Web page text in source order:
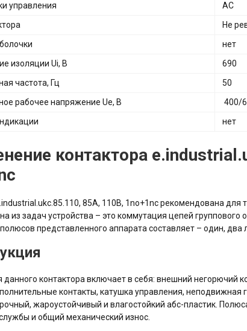
управления
АС
Не
нет
изоляции Ui, В
690
частота, Гц
50
рабочее напряжение Ue, В
400/
нет
контактора
85А, 110В, 1no+1nc рекомендована
из задач устройства – это коммутация цепей
представленного аппарата составляет – один, два
данного контактора включает в себя: внешний
контакты, катушка управления, неподвижная
жароустойчивый и влагостойкий абс-пластик.
и общий механический износ.